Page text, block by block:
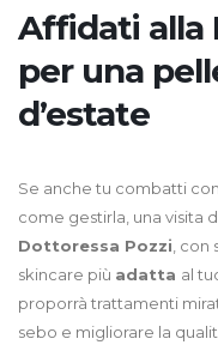
Affidati alla
per una
d’estate
Se anche tu combatti
come gestirla, una visita
Dottoressa Pozzi ,
skincare più adatta al
proporrà trattamenti
sebo e migliorare la